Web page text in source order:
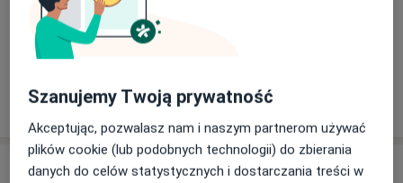
Iniekcja pod kontrolą USG
Od 276 zł Szczegóły
W jaki sposób ustalane są ceny?
Adresy (6)
Szanujemy Twoją prywatność
Akceptując, pozwalasz nam i naszym partnerom używać
plików cookie (lub podobnych technologii) do zbierania
danych do celów statystycznych i dostarczania treści w